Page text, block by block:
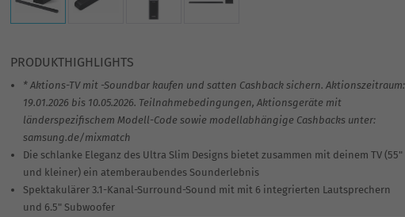
PRODUKTHIGHLIGHTS
* Aktions-TV mit -Soundbar kaufen und satten Cashback sichern. Aktionszeitraum:
19.01.2026 bis 10.05.2026. Teilnahmebedingungen, Aktionsgeräte mit
länderspezifischem Modell-Code sowie modellabhängige Cashbacks unter:
samsung.de/mixmatch
Die schlanke Eleganz des Ultra Slim Designs bietet zusammen mit deinem TV (55"
und kleiner) ein atemberaubendes Sounderlebnis
Spektakulärer 3.1-Kanal-Surround-Sound mit mit 6 integrierten Lautsprechern
und 6.5" Subwoofer